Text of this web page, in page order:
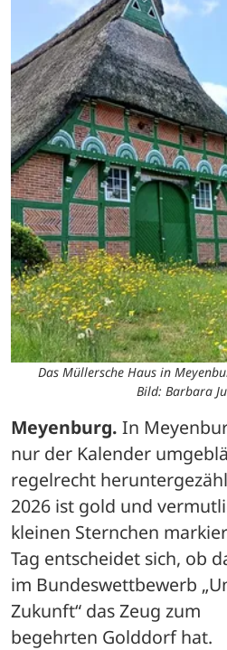
Das Müllersche Haus in
Bild: Barbara
Meyenburg. In
nur der Kalender
regelrecht
2026 ist gold und
kleinen Sternchen
Tag entscheidet sich, ob
im Bundeswettbewerb
Zukunft“ das Zeug zum
begehrten Golddorf hat.